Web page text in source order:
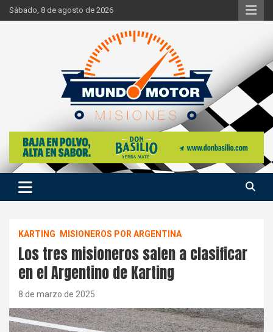
Skip
to
Sábado, 8 de agosto de 2026
Mundo Motor Misiones
Si hay ruido de motores ahí estaremos
KARTING MISIONEROS POR ARGENTINA
Los tres misioneros salen a clasificar
en el Argentino de Karting
8 de marzo de 2025